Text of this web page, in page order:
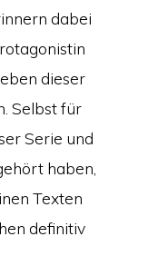
dabei
dieser
Selbst für
Serie und
haben,
Texten
definitiv